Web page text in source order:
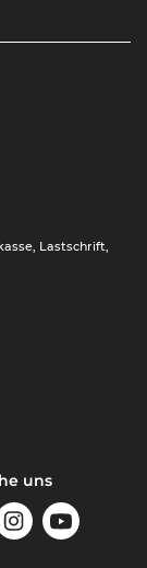
Lastschrift,
uns